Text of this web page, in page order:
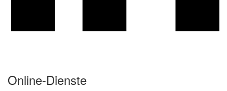
Online-Dienste